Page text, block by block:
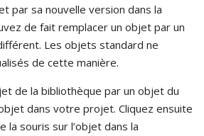
par sa nouvelle version dans la
de fait remplacer un objet par un
Les objets standard ne
de cette manière.
de la bibliothèque par un objet du
dans votre projet. Cliquez ensuite
la souris sur l’objet dans la